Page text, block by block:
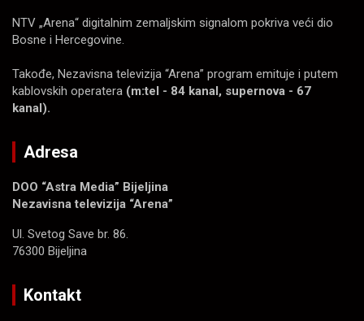
NTV „Arena“ digitalnim zemaljskim signalom pokriva veći dio
Bosne i Hercegovine.
Takođe, Nezavisna televizija “Arena” program emituje i putem
kablovskih operatera (m:tel - 84 kanal, supernova - 67
kanal).
Adresa
DOO “Astra Media” Bijeljina
Nezavisna televizija “Arena”
Ul. Svetog Save br. 86.
76300 Bijeljina
Kontakt